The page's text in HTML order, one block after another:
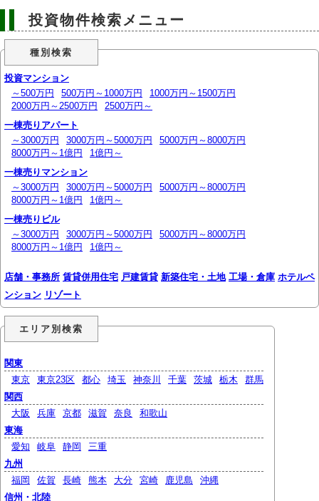
投資物件検索メニュー
種別検索
投資マンション
～500万円
500万円～1000万円
1000万円～1500万円
2000万円～2500万円
2500万円～
一棟売りアパート
～3000万円
3000万円～5000万円
5000万円～8000万円
8000万円～1億円
1億円～
一棟売りマンション
～3000万円
3000万円～5000万円
5000万円～8000万円
8000万円～1億円
1億円～
一棟売りビル
～3000万円
3000万円～5000万円
5000万円～8000万円
8000万円～1億円
1億円～
店舗・事務所 賃貸併用住宅 戸建賃貸 新築住宅・土地 工場・倉庫 ホテルペ
ンション リゾート
エリア別検索
関東
東京
東京23区 都心 埼玉 神奈川 千葉 茨城 栃木
群馬
関西
大阪
兵庫 京都 滋賀 奈良
和歌山
東海
愛知
岐阜 静岡
三重
九州
福岡
佐賀 長崎 熊本 大分 宮崎 鹿児島
沖縄
信州・北陸